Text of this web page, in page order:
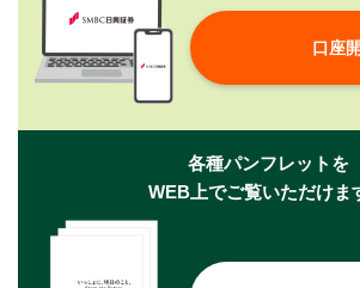
口座
各種パンフレットを
WEB上でご覧いただけま